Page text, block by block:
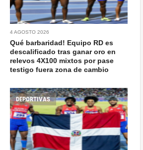
4 AGOSTO 2026
Qué barbaridad! Equipo RD es
descalificado tras ganar oro en
relevos 4X100 mixtos por pase
testigo fuera zona de cambio
DEPORTIVAS